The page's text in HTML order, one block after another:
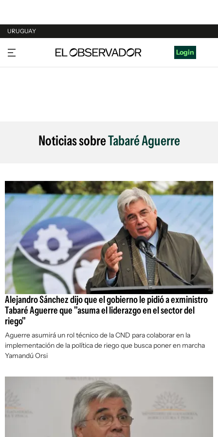
URUGUAY
URUGUAY
ARGENTINA
Login
Noticias sobreTabaré Aguerre
Alejandro Sánchez dijo que el gobierno le pidió a exministro
Tabaré Aguerre que "asuma el liderazgo en el sector del
riego"
Aguerre asumirá un rol técnico de la CND para colaborar en la
implementación de la política de riego que busca poner en marcha
Yamandú Orsi